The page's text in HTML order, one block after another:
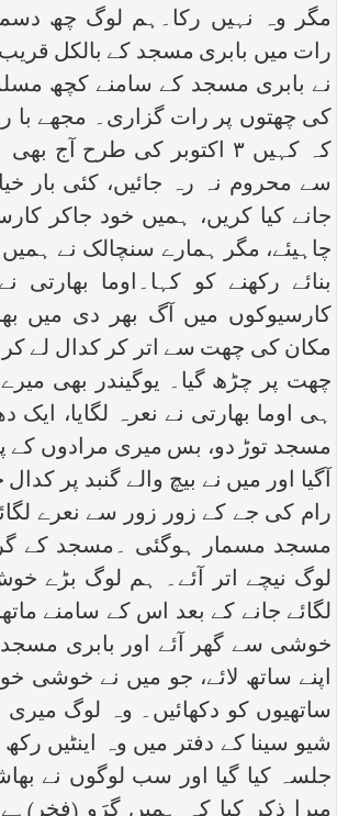
مگر وہ نہیں رکا۔ہم لوگ چھ
رات میں بابری مسجد کے بالکل
نے بابری مسجد کے سامنے کچھ
کی چھتوں پر رات گزاری۔ مجھے با ر
کہ کہیں ۳ اکتوبر کی طرح
سے محروم نہ رہ جائیں، کئی بار
جانے کیا کریں، ہمیں خود جاکر
چاہیئے، مگر ہمارے سنچالک نے ہمیں
بنائے رکھنے کو کہا۔اوما بھارتی
کارسیوکوں میں آگ بھر دی میں
مکان کی چھت سے اتر کر کدال لے
چھت پر چڑھ گیا۔ یوگیندر بھی
ہی اوما بھارتی نے نعرہ لگایا، ایک
مسجد توڑ دو، بس میری مرادوں کے
آگیا اور میں نے بیچ والے گنبد پر
رام کی جے کے زور زور سے نعرے
مسجد مسمار ہوگئی ۔مسجد کے
لوگ نیچے اتر آئے۔ ہم لوگ بڑے
لگائے جانے کے بعد اس کے سامنے
خوشی سے گھر آئے اور بابری مسجد
اپنے ساتھ لائے، جو میں نے خوشی
ساتھیوں کو دکھائیں۔ وہ لوگ میری
شیو سینا کے دفتر میں وہ اینٹیں
جلسہ کیا گیا اور سب لوگوں نے